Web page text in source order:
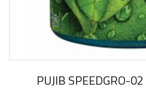
PUJIB SPEEDGRO-